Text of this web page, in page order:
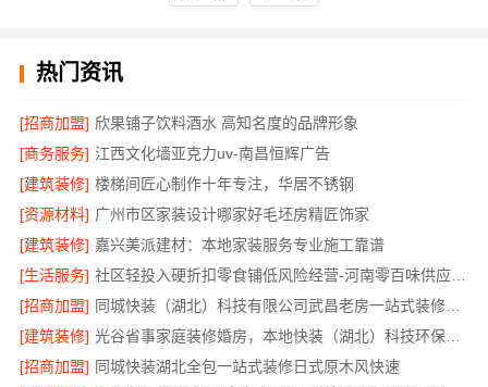
热门资讯
[招商加盟] 欣果铺子饮料酒水 高知名度的品牌形象
[商务服务] 江西文化墙亚克力uv-南昌恒辉广告
[建筑装修] 楼梯间匠心制作十年专注，华居不锈钢
[资源材料] 广州市区家装设计哪家好毛坯房精匠饰家
[建筑装修] 嘉兴美派建材：本地家装服务专业施工靠谱
[生活服务]
社区轻投入硬折扣零食铺低风险经营-河南零百味供应链有限公司
[招商加盟]
同城快装（湖北）科技有限公司武昌老房一站式装修北欧风靠谱
[建筑装修]
光谷省事家庭装修婚房，本地快装（湖北）科技环保整装
[招商加盟] 同城快装湖北全包一站式装修日式原木风快速